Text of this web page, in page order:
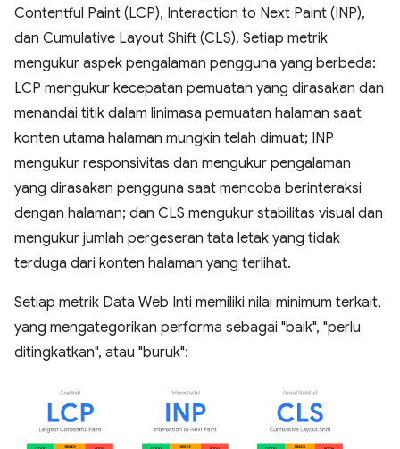
Contentful Paint (LCP), Interaction to Next Paint (INP),
dan Cumulative Layout Shift (CLS). Setiap metrik
mengukur aspek pengalaman pengguna yang berbeda:
LCP mengukur kecepatan pemuatan yang dirasakan dan
menandai titik dalam linimasa pemuatan halaman saat
konten utama halaman mungkin telah dimuat; INP
mengukur responsivitas dan mengukur pengalaman
yang dirasakan pengguna saat mencoba berinteraksi
dengan halaman; dan CLS mengukur stabilitas visual dan
mengukur jumlah pergeseran tata letak yang tidak
terduga dari konten halaman yang terlihat.
Setiap metrik Data Web Inti memiliki nilai minimum terkait,
yang mengategorikan performa sebagai "baik", "perlu
ditingkatkan", atau "buruk":